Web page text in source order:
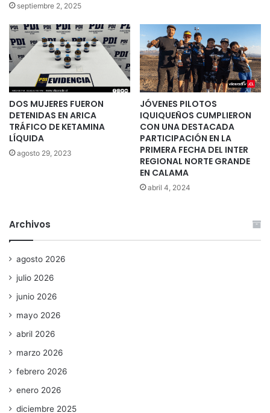
septiembre 2, 2025
DOS MUJERES FUERON
DETENIDAS EN ARICA
TRÁFICO DE KETAMINA
LÍQUIDA
agosto 29, 2023
JÓVENES PILOTOS
IQUIQUEÑOS CUMPLIERON
CON UNA DESTACADA
PARTICIPACIÓN EN LA
PRIMERA FECHA DEL INTER
REGIONAL NORTE GRANDE
EN CALAMA
abril 4, 2024
Archivos
agosto 2026
julio 2026
junio 2026
mayo 2026
abril 2026
marzo 2026
febrero 2026
enero 2026
diciembre 2025